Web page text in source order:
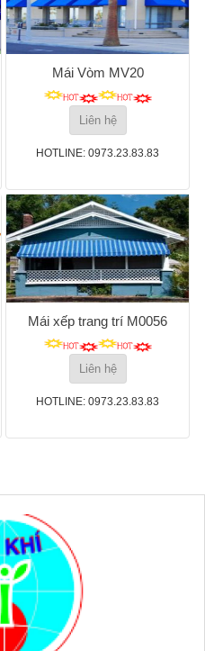
Mái Vòm MV20
Liên hệ
HOTLINE: 0973.23.83.83
Mái xếp trang trí M0056
Liên hệ
HOTLINE: 0973.23.83.83